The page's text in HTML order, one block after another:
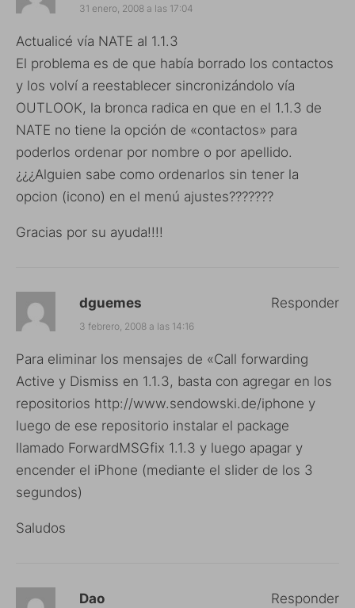
31 enero, 2008 a las 17:04
Actualicé vía NATE al 1.1.3
El problema es de que había borrado los contactos
y los volví a reestablecer sincronizándolo vía
OUTLOOK, la bronca radica en que en el 1.1.3 de
NATE no tiene la opción de «contactos» para
poderlos ordenar por nombre o por apellido.
¿¿¿Alguien sabe como ordenarlos sin tener la
opcion (icono) en el menú ajustes???????
Gracias por su ayuda!!!!
dguemes
3 febrero, 2008 a las 14:16
Para eliminar los mensajes de «Call forwarding
Active y Dismiss en 1.1.3, basta con agregar en los
repositorios http://www.sendowski.de/iphone y
luego de ese repositorio instalar el package
llamado ForwardMSGfix 1.1.3 y luego apagar y
encender el iPhone (mediante el slider de los 3
segundos)
Saludos
Responder
Dao Responder